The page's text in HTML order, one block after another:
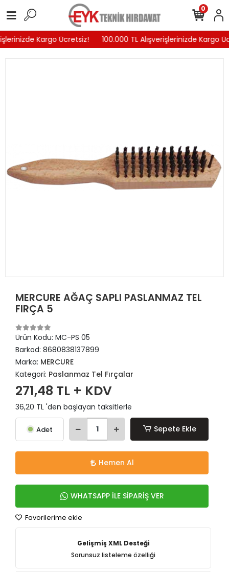
Kargo Ücretsiz! 100.000 TL Alışverişlerinizde Kargo
0
MERCURE AĞAÇ SAPLI PASLANMAZ TEL
FIRÇA 5
Ürün Kodu: MC-PS 05
Barkod: 8680838137899
Marka: MERCURE
Kategori: Paslanmaz Tel Fırçalar
271,48 TL + KDV
36,20 TL 'den başlayan taksitlerle
Adet Sepete Ekle
Hemen Al
WHATSAPP İLE SİPARİŞ VER
Favorilerime ekle
Gelişmiş XML Desteği
Sorunsuz listeleme özelliği